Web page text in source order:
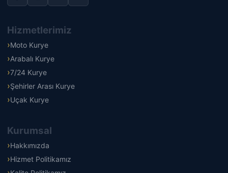
Hizmetlerimiz
Moto Kurye
Arabalı Kurye
7/24 Kurye
Şehirler Arası Kurye
Uçak Kurye
Kurumsal
Hakkımızda
Hizmet Politikamız